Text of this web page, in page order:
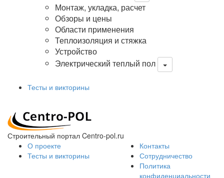
Монтаж, укладка, расчет
Обзоры и цены
Области применения
Теплоизоляция и стяжка
Устройство
Электрический теплый пол
Тесты и викторины
Строительный портал Centro-pol.ru
О проекте
Тесты и викторины
Контакты
Сотрудничество
Политика
конфиденциальности